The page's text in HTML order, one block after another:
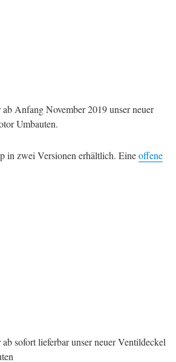
Anfang November 2019 unser neuer
Umbauten.
in zwei Versionen erhältlich. Eineoffene
sofort lieferbar unser neuer Ventildeckel